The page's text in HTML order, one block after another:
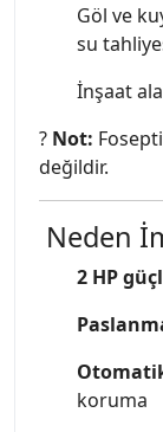
Göl ve
su
İnşaat
? Not:
değildir.
Neden
2 HP
koruma